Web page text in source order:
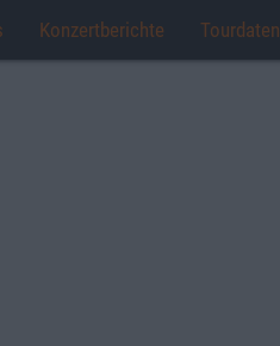
Konzertberichte Tourdaten